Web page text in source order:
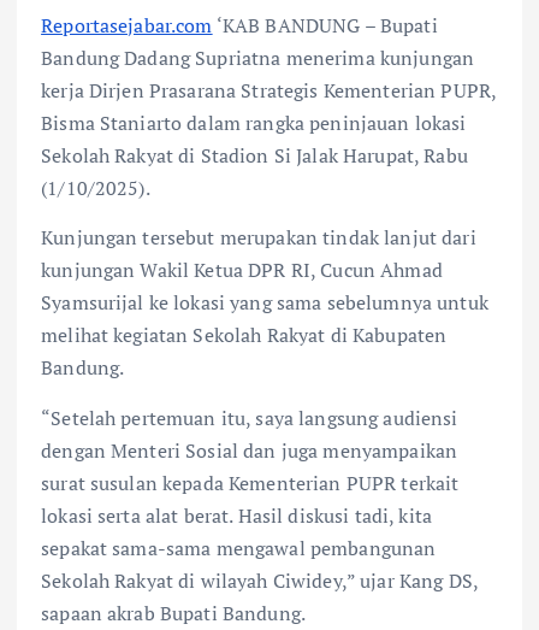
Reportasejabar.com ‘KAB BANDUNG – Bupati
Bandung Dadang Supriatna menerima kunjungan
kerja Dirjen Prasarana Strategis Kementerian PUPR,
Bisma Staniarto dalam rangka peninjauan lokasi
Sekolah Rakyat di Stadion Si Jalak Harupat, Rabu
(1/10/2025).
Kunjungan tersebut merupakan tindak lanjut dari
kunjungan Wakil Ketua DPR RI, Cucun Ahmad
Syamsurijal ke lokasi yang sama sebelumnya untuk
melihat kegiatan Sekolah Rakyat di Kabupaten
Bandung.
“Setelah pertemuan itu, saya langsung audiensi
dengan Menteri Sosial dan juga menyampaikan
surat susulan kepada Kementerian PUPR terkait
lokasi serta alat berat. Hasil diskusi tadi, kita
sepakat sama-sama mengawal pembangunan
Sekolah Rakyat di wilayah Ciwidey,” ujar Kang DS,
sapaan akrab Bupati Bandung.